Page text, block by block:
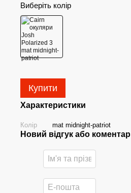
Виберіть колір
Купити
Характеристики
Колір mat midnight-patriot
Новий відгук або коментар